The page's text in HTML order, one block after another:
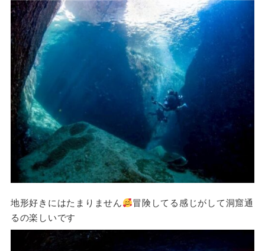
地形好きにはたまりません
冒険してる感じがして洞窟通
るの楽しいです